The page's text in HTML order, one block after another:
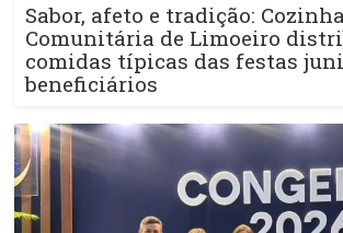
Sabor, afeto e tradição: Cozinha
Comunitária de Limoeiro
comidas típicas das festas
beneficiários